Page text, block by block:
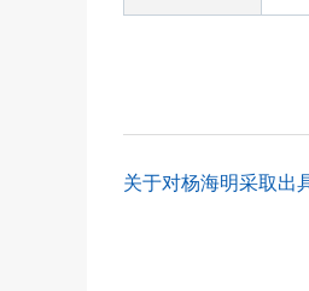
关于对杨海明采取出